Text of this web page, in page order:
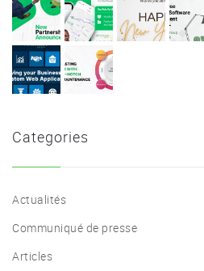
Categories
Actualités
Communiqué de presse
Articles